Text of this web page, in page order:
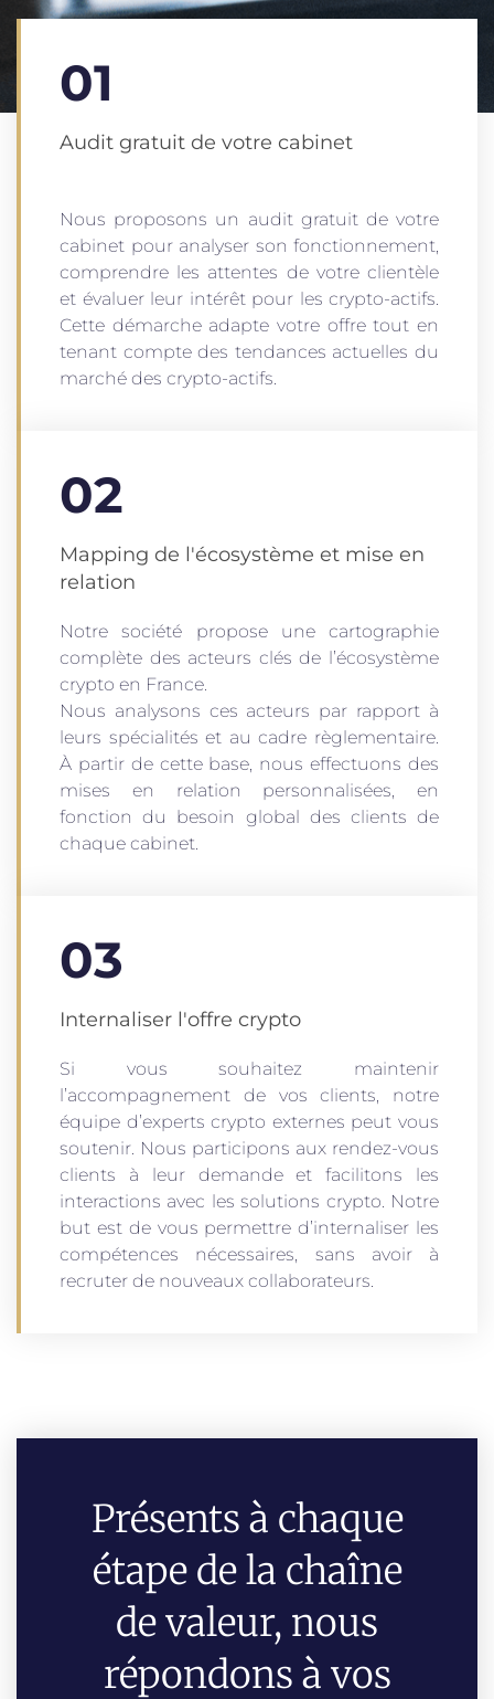
01
Audit gratuit de votre cabinet
Nous proposons un audit gratuit de votre
cabinet pour analyser son fonctionnement,
comprendre les attentes de votre clientèle
et évaluer leur intérêt pour les crypto-actifs.
Cette démarche adapte votre offre tout en
tenant compte des tendances actuelles du
marché des crypto-actifs.
02
Mapping de l'écosystème et mise en
relation
Notre société propose une cartographie
complète des acteurs clés de l’écosystème
crypto en France.
Nous analysons ces acteurs par rapport à
leurs spécialités et au cadre règlementaire.
À partir de cette base, nous effectuons des
mises en relation personnalisées, en
fonction du besoin global des clients de
chaque cabinet.
03
Internaliser l'offre crypto
Si vous souhaitez maintenir
l’accompagnement de vos clients, notre
équipe d’experts crypto externes peut vous
soutenir. Nous participons aux rendez-vous
clients à leur demande et facilitons les
interactions avec les solutions crypto. Notre
but est de vous permettre d’internaliser les
compétences nécessaires, sans avoir à
recruter de nouveaux collaborateurs.
Présents à chaque
étape de la chaîne
de valeur, nous
répondons à vos